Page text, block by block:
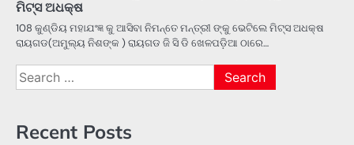
ମିଟ୍ସ ଅଧକ୍ଷ
108 କୁଣ୍ଡିୟ ମହାଯଂଜ୍ଞ କୁ ଆସିବା ନିମନ୍ତେ ମନ୍ତ୍ରୀ ଙ୍କୁ ଭେଟିଲେ ମିଟ୍ସ ଅଧକ୍ଷ
ରାୟଗଡ(ଅମୁଲ୍ୟ ନିଶଙ୍କ ) ରାୟଗଡ ଜି ସି ଡି ଖେଳପଡ଼ିଆ ଠାରେ…
Search
for:
Recent Posts